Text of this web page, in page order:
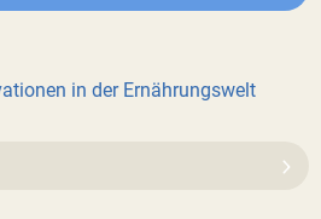
in der Ernährungswelt